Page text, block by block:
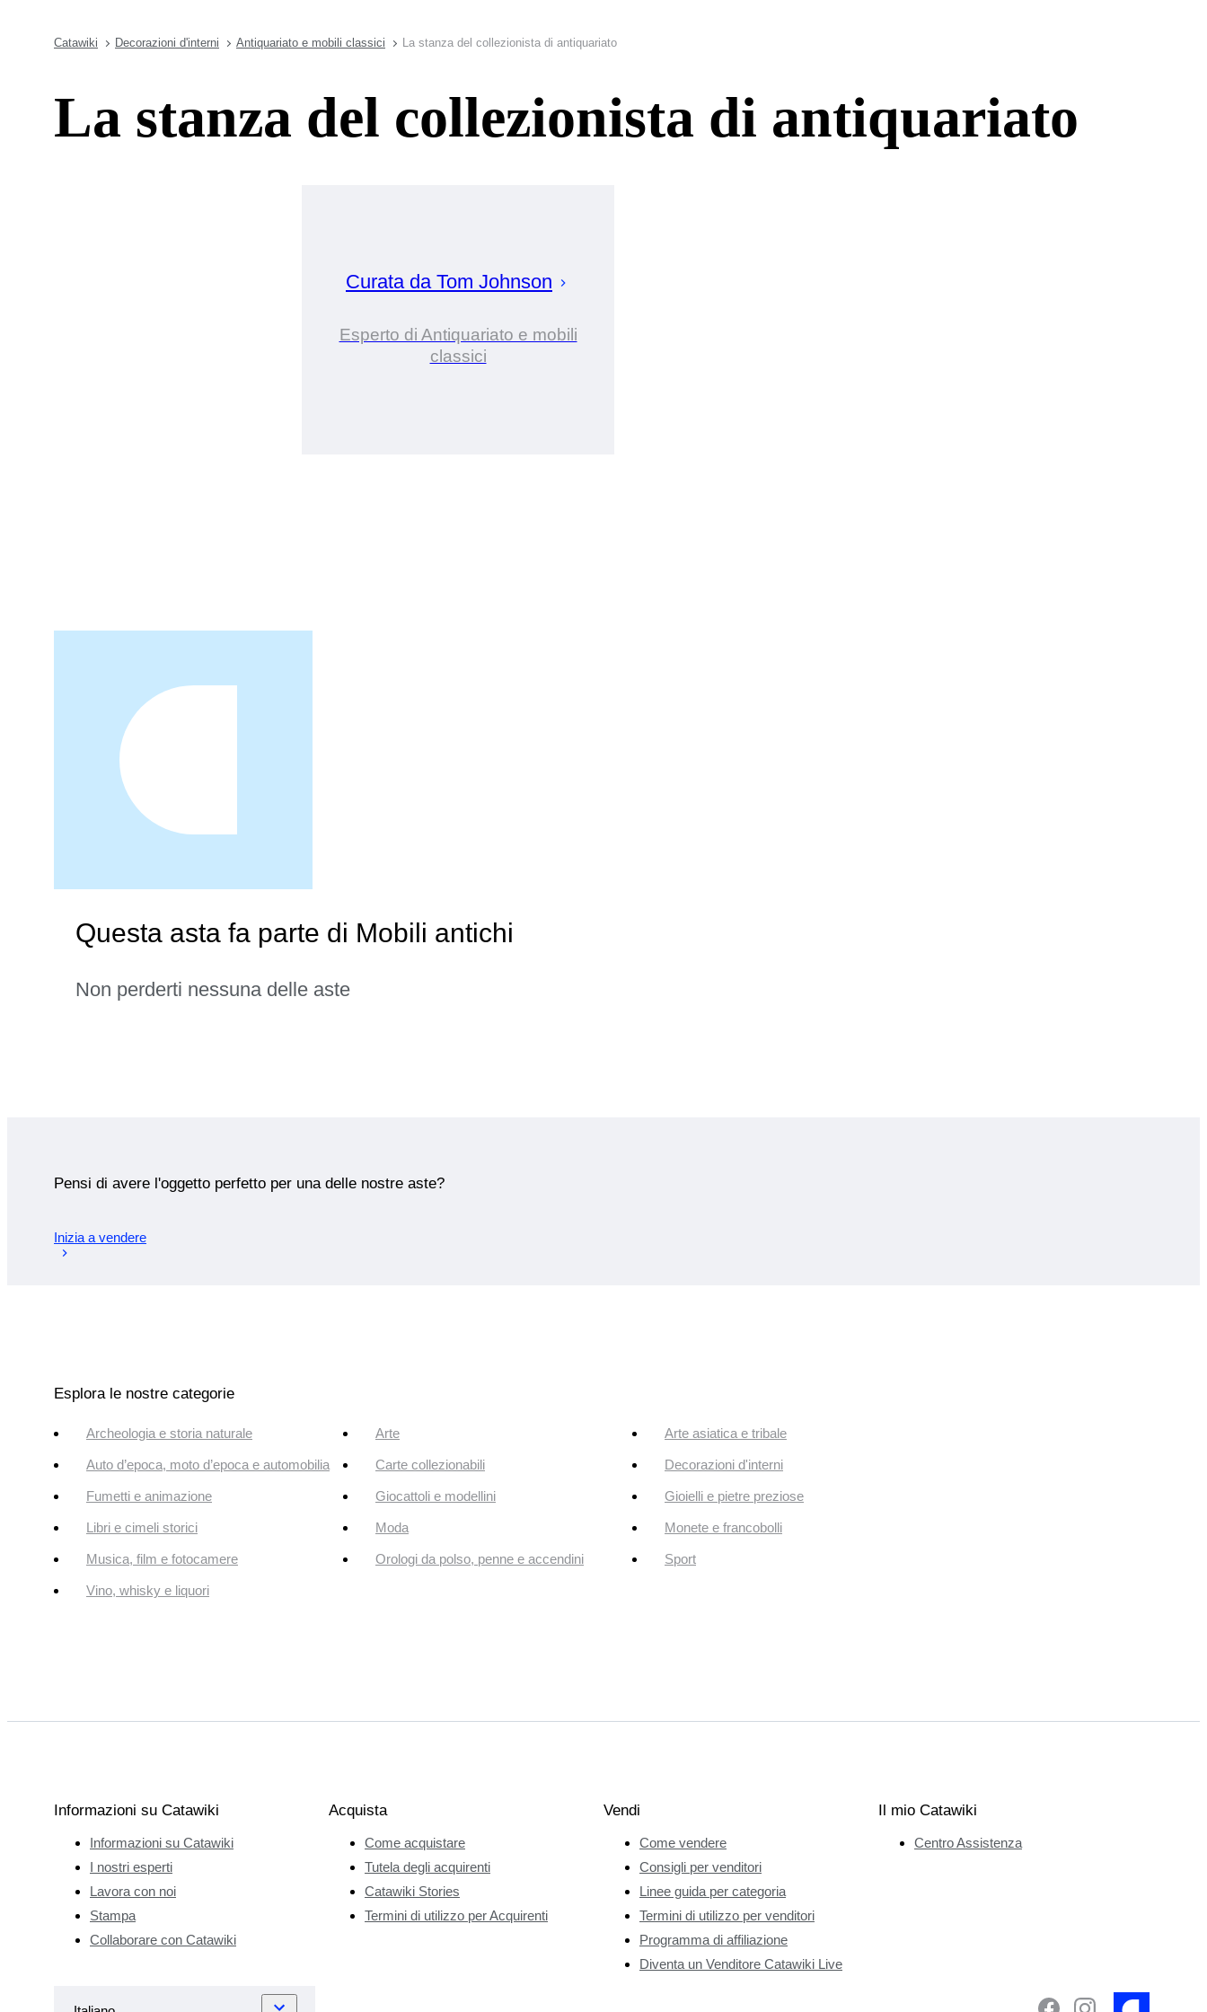
Catawiki Decorazioni d'interni Antiquariato e mobili classici La stanza del collezionista di antiquariato
La stanza del collezionista di antiquariato
Curata da Tom Johnson
Esperto di Antiquariato e mobili
classici
Questa asta fa parte di Mobili antichi
Non perderti nessuna delle aste
Pensi di avere l'oggetto perfetto per una delle nostre aste?
Inizia a vendere
Esplora le nostre categorie
Archeologia e storia naturale Arte Arte asiatica e tribale
Auto d’epoca, moto d’epoca e automobilia Carte collezionabili Decorazioni d'interni
Fumetti e animazione Giocattoli e modellini Gioielli e pietre preziose
Libri e cimeli storici Moda Monete e francobolli
Musica, film e fotocamere Orologi da polso, penne e accendini Sport
Vino, whisky e liquori
Informazioni su Catawiki
Informazioni su Catawiki
I nostri esperti
Lavora con noi
Stampa
Collaborare con Catawiki
Acquista
Come acquistare
Tutela degli acquirenti
Catawiki Stories
Termini di utilizzo per Acquirenti
Vendi
Come vendere
Consigli per venditori
Linee guida per categoria
Termini di utilizzo per venditori
Programma di affiliazione
Diventa un Venditore Catawiki Live
Il mio Catawiki
Centro Assistenza